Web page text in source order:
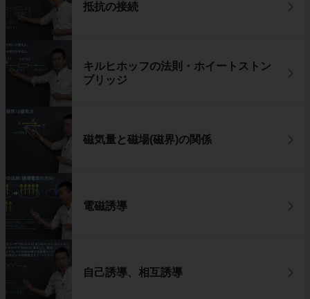
抵抗の接続
キルヒホッフの法則・ホイートストン
ブリッジ
磁気量と磁場(磁界)の関係
電磁誘導
自己誘導、相互誘導